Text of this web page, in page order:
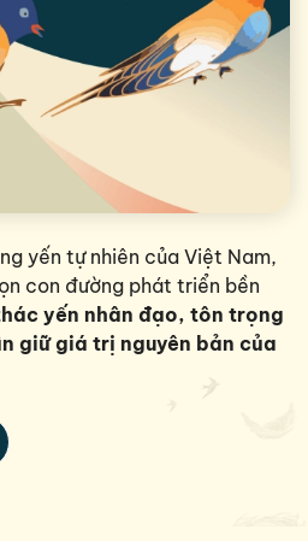
yến tự nhiên của Việt Nam,
con đường phát triển bền
yến nhân đạo, tôn trọng
giữ giá trị nguyên bản của